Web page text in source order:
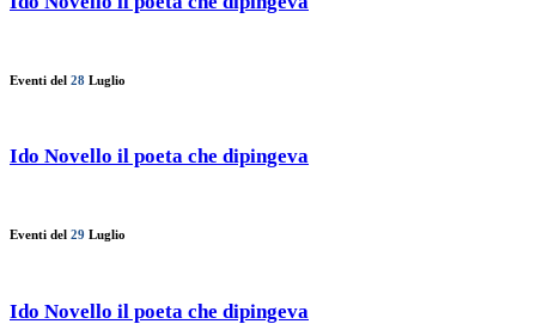
Eventi del 28 Luglio
Ido Novello il poeta che dipingeva
Eventi del 29 Luglio
Ido Novello il poeta che dipingeva